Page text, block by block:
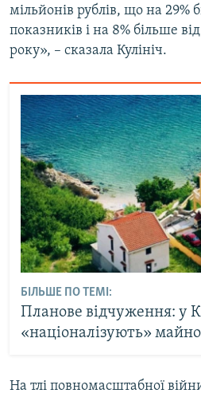
мільйонів рублів, що на 29%
показників і на 8% більше
року», – сказала Кулініч.
БІЛЬШЕ ПО ТЕМІ:
Планове відчуження: у
«націоналізують» майно
На тлі повномасштабної